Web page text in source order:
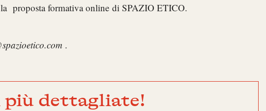
proposta formativa online di SPAZIO ETICO.
.
più dettagliate!